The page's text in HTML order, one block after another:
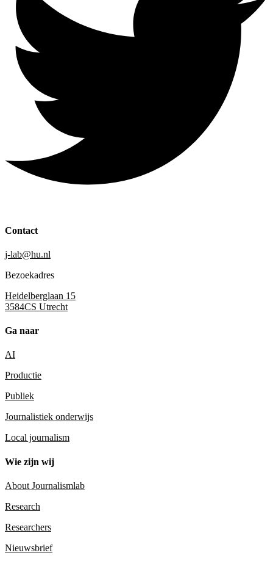
Contact
j-lab@hu.nl
Bezoekadres
Heidelberglaan 15
3584CS Utrecht
Ga naar
AI
Productie
Publiek
Journalistiek onderwijs
Local journalism
Wie zijn wij
About Journalismlab
Research
Researchers
Nieuwsbrief